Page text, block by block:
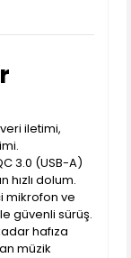
veri iletimi,
3.0 (USB-A)
hızlı dolum.
mikrofon ve
güvenli sürüş.
hafıza
müzik